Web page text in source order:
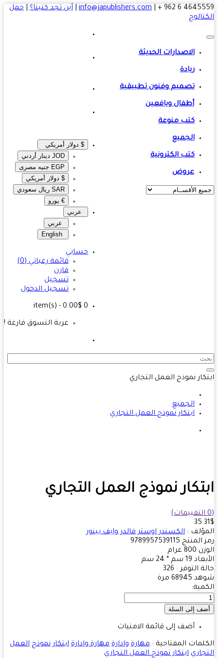
4645559 6
|
info@japublishers.com
|أين تجد كتبنا؟|حمل
$ دولار أمريكي
JOD دينار أردني
EGP جنيه مصرى‎
$ دولار أمريكي
SAR ريال سعودي
€ يورو
عربي
عربي
English
حسابي
قائمة رغباتي (0)
قارن
تسجيل
تسجيل الدخول
item(s)
- 0.00$
عربة التسوق فارغة !
الاصدارات الحديثة
ريادة
تصميم وفنون تطبيقية
أطفال ويافعين
كتب منوعة
الجميع
كتب الكترونية
عروض
نموذج العمل التجاري
الجميع
ابتكار نموذج العمل التجاري
نموذج العمل التجاري
:الكسندر اوستر فالدر وايف بينور
المنتج9789957539115
800
غرام
19 سم * 24 سم
التوفر : 326
68945 مرة
أضف إلى قائمة الامنيات
المفتاحية :مهارة وادارة مهارة وادارة ابتكار نموذج العمل
ابتكار نموذج العمل التجاري